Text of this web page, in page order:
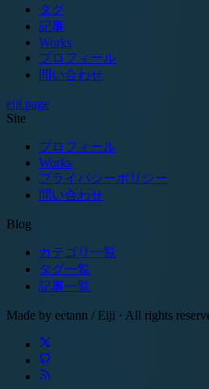
タグ
記事
Works
プロフィール
問い合わせ
eiji.page
Site
プロフィール
Works
プライバシーポリシー
問い合わせ
Blog
カテゴリ一覧
タグ一覧
記事一覧
Made by eetann / Eiji · All rights